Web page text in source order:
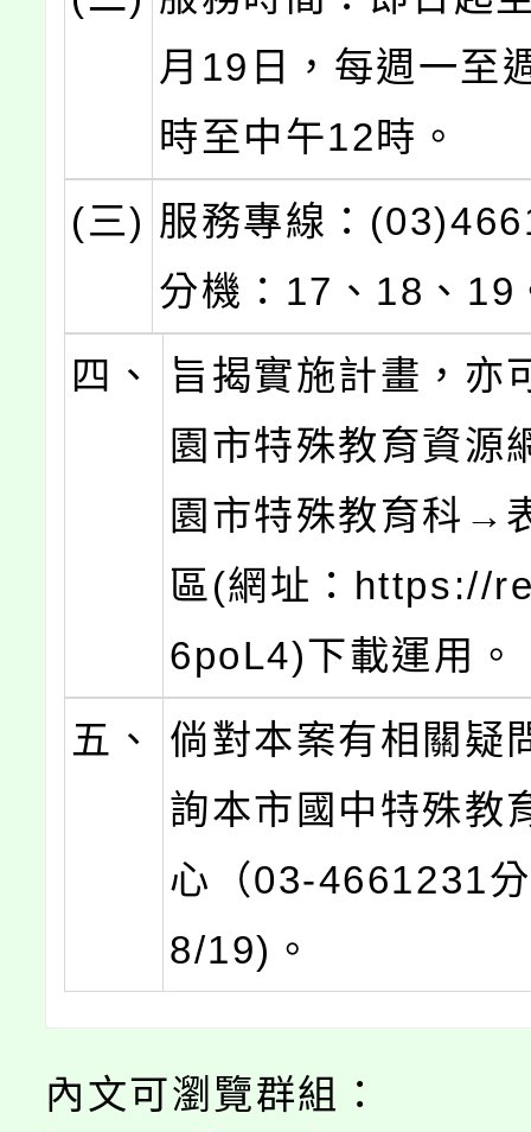
月19日，每週一至
時至中午12時。
(三) 服務專線：
分機：17、18、19
四、
旨揭實施計畫，亦
園市特殊教育資
園市特殊教育科→
區(網址：https://
6poL4)下載運用。
五、
倘對本案有相關疑
詢本市國中特殊教
心（03-4661231
8/19)。
內文可瀏覽群組：